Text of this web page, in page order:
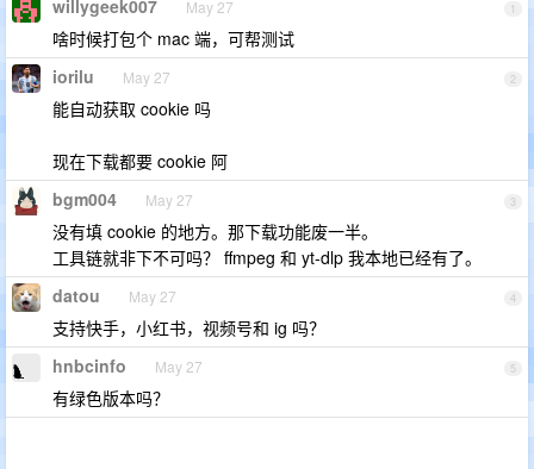
1
willygeek007 May 27
啥时候打包个 mac 端，可帮测试
2
iorilu May 27
能自动获取 cookie 吗
现在下载都要 cookie 阿
3
bgm004 May 27
没有填 cookie 的地方。那下载功能废一半。
工具链就非下不可吗？ ffmpeg 和 yt-dlp 我本地已经有了。
4
datou May 27
支持快手，小红书，视频号和 ig 吗？
5
hnbcinfo May 27
有绿色版本吗？